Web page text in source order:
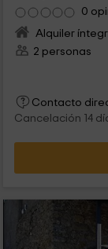
0
Alquiler
2 personas
Contacto
Cancelación 14